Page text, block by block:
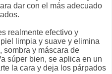
dar con el más adecuado
realmente efectivo y
limpia y suave y elimina
sombra y máscara de
súper bien, se aplica en un
la cara y deja los párpados